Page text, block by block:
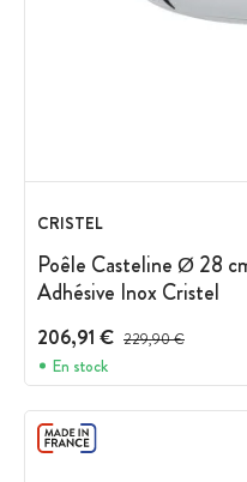
CRISTEL
Poêle Casteline Ø 28
Adhésive Inox Cristel
206,91 € Prix avant réduction :
229,90 €
En stock